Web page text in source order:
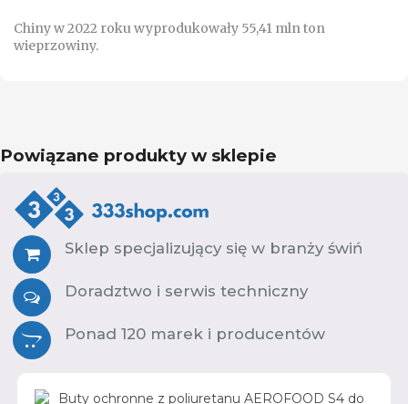
Chiny w 2022 roku wyprodukowały 55,41 mln ton
wieprzowiny.
Powiązane produkty w sklepie
Sklep specjalizujący się w branży świń
Doradztwo i serwis techniczny
Ponad 120 marek i producentów